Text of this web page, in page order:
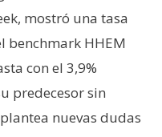
mostró una tasa
benchmark HHEM
con el 3,9%
predecesor sin
nuevas dudas